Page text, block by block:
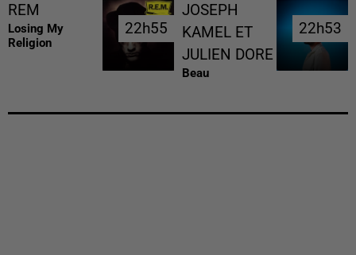
REM
Losing My
Religion
22h55
22h55
JOSEPH
KAMEL ET
JULIEN DORE
Beau
22h53
22h53